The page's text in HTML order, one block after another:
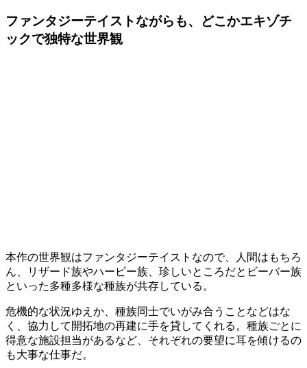
ファンタジーテイストながらも、どこかエキゾチ
ックで独特な世界観
本作の世界観はファンタジーテイストなので、人間はもちろ
ん、リザード族やハーピー族、珍しいところだとビーバー族
といった多種多様な種族が共存している。
危機的な状況ゆえか、種族同士でいがみ合うことなどはな
く、協力して開拓地の再建に手を貸してくれる。種族ごとに
得意な施設担当があるなど、 それぞれの要望に耳を傾けるの
も大事な仕事だ。